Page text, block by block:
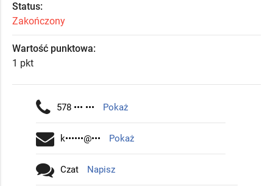
Status:
Zakończony
Wartość punktowa:
1 pkt
578 ••• ••• Pokaż
k••••••@••• Pokaż
Czat Napisz